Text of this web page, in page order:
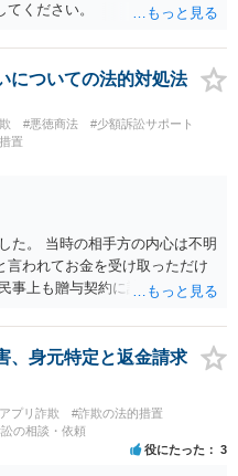
ください。
についての法的対処法
#悪徳商法
#少額訴訟サポート
置
た。 当時の相手方の内心は不明
われてお金を受け取っただけ
事上も贈与契約に該当すると思
にしてください。 ご不安であれ
いかもしれません。 以上、ご参
、身元特定と返金請求
プリ詐欺
#詐欺の法的措置
の相談・依頼
役にたった 3